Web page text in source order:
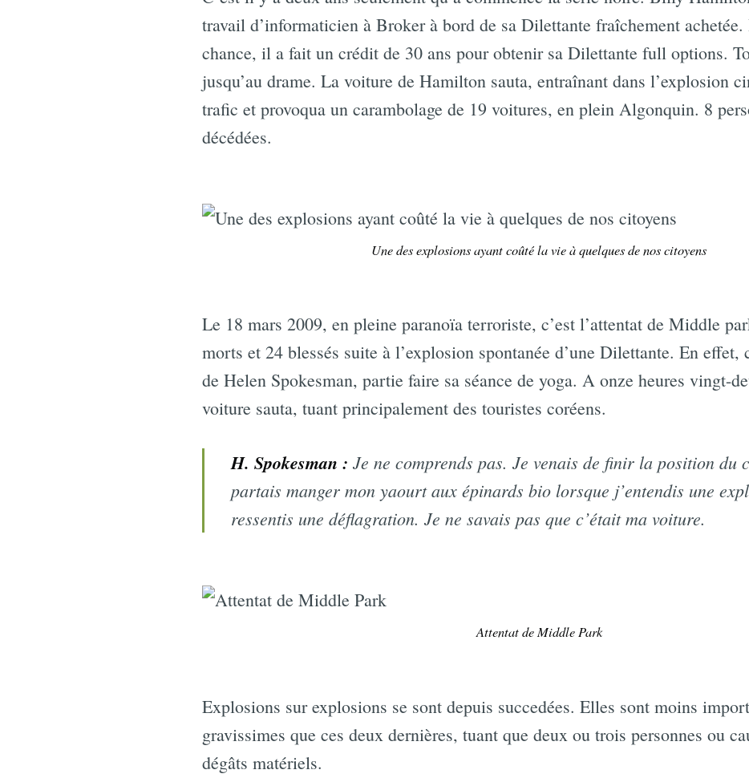
travail d’informaticien à Broker à bord de sa Dilettante fraîchement
chance, il a fait un crédit de 30 ans pour obtenir sa Dilettante full options.
jusqu’au drame. La voiture de Hamilton sauta, entraînant dans l’explosion
trafic et provoqua un carambolage de 19 voitures, en plein Algonquin. 8
décédées.
Une des explosions ayant coûté la vie à quelques de nos citoyens
Le 18 mars 2009, en pleine paranoïa terroriste, c’est l’attentat de Middle
morts et 24 blessés suite à l’explosion spontanée d’une Dilettante. En effet,
de Helen Spokesman, partie faire sa séance de yoga. A onze heures vingt-
voiture sauta, tuant principalement des touristes coréens.
H. Spokesman : Je ne comprends pas. Je venais de finir la position du
partais manger mon yaourt aux épinards bio lorsque j’entendis une
ressentis une déflagration. Je ne savais pas que c’était ma voiture.
Attentat de Middle Park
Explosions sur explosions se sont depuis succedées. Elles sont moins
gravissimes que ces deux dernières, tuant que deux ou trois personnes ou
dégâts matériels.